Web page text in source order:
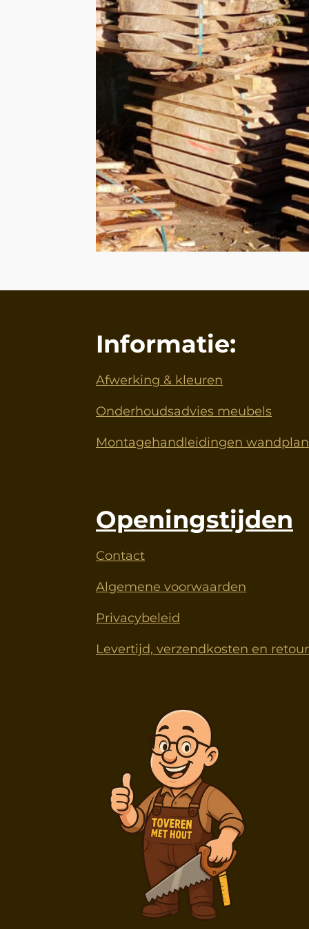
Informatie:
Afwerking & kleuren
Onderhoudsadvies meubels
Montagehandleidingen
Openingstijden
Contact
Algemene voorwaarden
Privacybeleid
Levertijd, verzendkosten en